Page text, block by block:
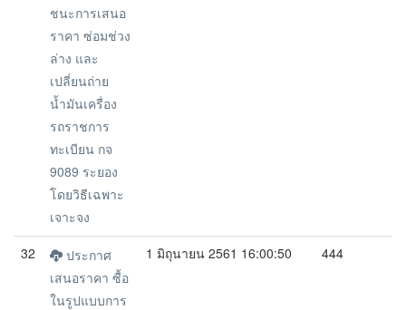
ชนะการเสนอ
ราคา ซ่อมช่วง
ล่าง และ
เปลี่ยนถ่าย
น้ำมันเครื่อง
รถราชการ
ทะเบียน กจ
9089 ระยอง
โดยวิธีเฉพาะ
เจาะจง
32
ประกาศ
เสนอราคา ซื้อ
ในรูปแบบการ
1 มิถุนายน 2561 16:00:50 444